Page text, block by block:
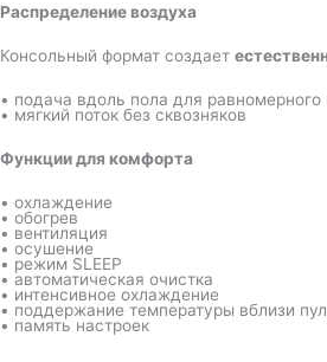
Распределение воздуха
Консольный формат создает
• подача вдоль пола для равномерного
• мягкий поток без сквозняков
Функции для комфорта
• охлаждение
• обогрев
• вентиляция
• осушение
• режим SLEEP
• автоматическая очистка
• интенсивное охлаждение
• поддержание температуры вблизи
• память настроек